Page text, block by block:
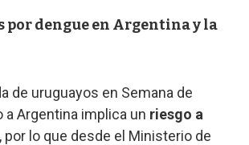
por dengue en Argentina y la
de uruguayos en Semana de
a Argentina implica un riesgo a
, por lo que desde el Ministerio de